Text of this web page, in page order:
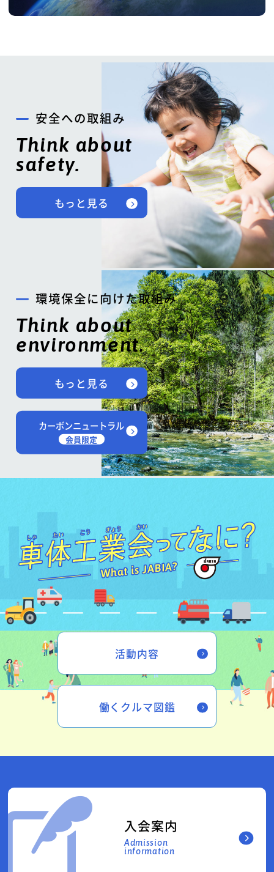
安全への取組み
Think about
safety.
もっと見る
環境保全に向けた取組み
Think about
environment.
もっと見る
カーボンニュートラル
会員限定
活動内容
働くクルマ図鑑
入会案内
Admission
information